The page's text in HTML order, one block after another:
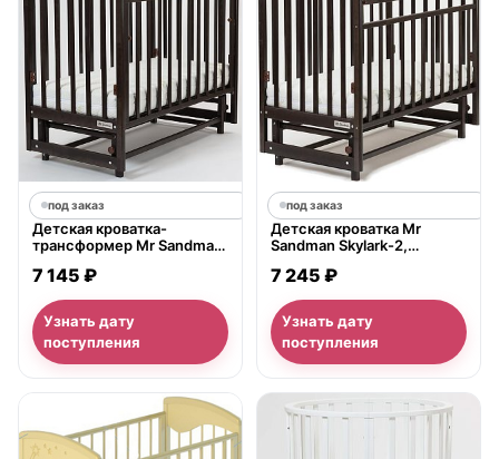
под заказ
Детская кроватка-
трансформер Mr Sandman
маятник
7 145 ₽
Узнать дату
поступления
под заказ
Детская кроватка Mr
Sandman Skylark-2,
7 245 ₽
Узнать дату
поступления